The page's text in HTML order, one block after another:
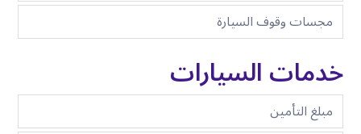
مجسات وقوف السيارة
خدمات السيارات
مبلغ التأمين